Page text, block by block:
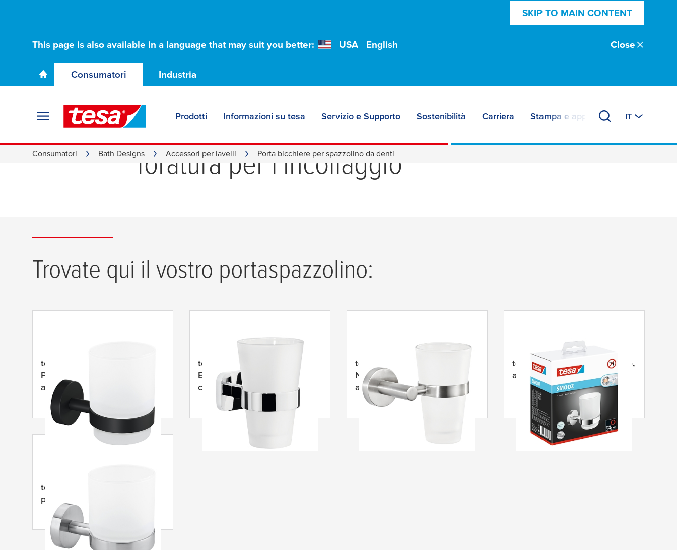
SKIP TO MAIN CONTENT
This page is also available in a language that may suit you better: USA English Close
Consumatori Industria
Prodotti Informazioni su tesa Servizio e Supporto Sostenibilità Carriera Stampa e approfondimenti
IT
Consumatori Bath Designs Accessori per lavelli Porta bicchiere per spazzolino da denti
Supporto per spazzolino da denti senza
foratura per l'incollaggio
Trovate qui il vostro portaspazzolino:
tesa
Portabicchiere nero,
autoadesivo, metallo
verniciato a polvere
tesa
® Porta bicchiere
Elegaant, autoadesivo,
cromato, design elegante
tesa
Nooblesse, autoadesivo,
acciaio inox, design superbo
tesa
® SMOOZ Porta bicchiere,
autoadesivo, metallo cromato
tesa
portabicchiere